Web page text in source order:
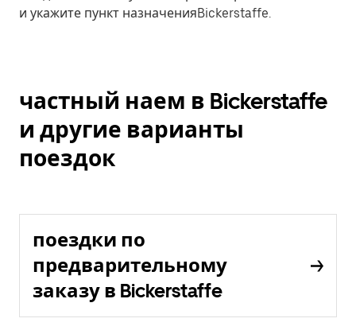
и укажите пункт назначенияBickerstaffe.
частный наем в Bickerstaffe
и другие варианты
поездок
поездки по
предварительному
заказу в Bickerstaffe